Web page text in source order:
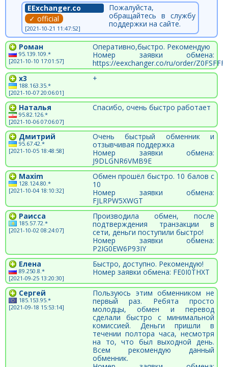
EExchanger.co
✓ official
[2021-10-21 11:47:52]
Пожалуйста,
обращайтесь в службу
поддержки на сайте.
Роман
95.139.109.*
[2021-10-10 17:01:57]
Оперативно,быстро. Рекомендую
Номер заявки обмена:
https://eexchanger.co/ru/order/
x3
188.163.35.*
[2021-10-07 20:06:01]
+
Наталья
95.82.126.*
[2021-10-06 07:06:07]
Спасибо, очень быстро работает
Дмитрий
95.67.42.*
[2021-10-05 18:48:58]
Очень быстрый обменник и
отзывчивая поддержка
Номер заявки обмена:
J9DLGNR6VMB9E
Maxim
128.124.80.*
[2021-10-04 18:10:32]
Обмен прошёл быстро. 10 балов с
10
Номер заявки обмена:
FJLRPW5XWGT
Раисса
185.57.72.*
[2021-10-02 08:24:07]
Производила обмен, после
подтверждения транзакции в
сети, деньги поступили быстро!
Номер заявки обмена:
P2IG0EW6P93IY
Елена
89.250.8.*
[2021-09-25 13:20:30]
Быстро, доступно. Рекомендую!
Номер заявки обмена: FE0I0THXT
Сергей
185.153.95.*
[2021-09-18 15:53:14]
Пользуюсь этим обменником не
первый раз. Ребята просто
молодцы, обмен и перевод
сделали быстро с минимальной
комиссией. Деньги пришли в
течении полтора часа, несмотря
на то, что был выходной день.
Всем рекомендую данный
обменник.